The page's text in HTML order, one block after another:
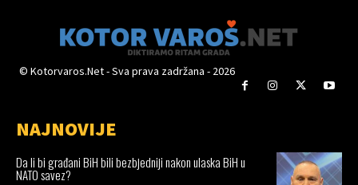
© Kotorvaros.Net - Sva prava zadržana - 2026
NAJNOVIJE
Da li bi građani BiH bili bezbjedniji nakon ulaska BiH u
NATO savez?